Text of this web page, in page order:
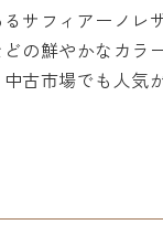
サフィアーノ
の鮮やかなカ
古市場でも人